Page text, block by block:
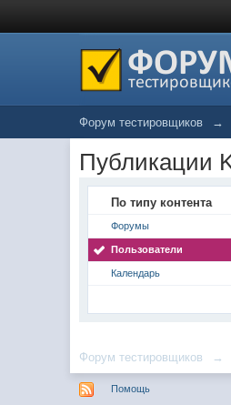
Форум тестировщиков →
Публикации
По типу контента
Форумы
Пользователи
Календарь
Форум тестировщиков →
Помощь